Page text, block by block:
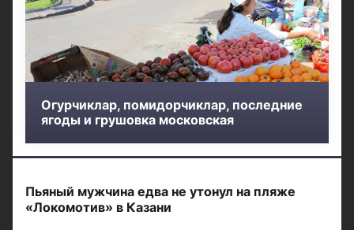
Огурчиклар, помидорчиклар, последние
ягоды и грушовка московская
Пьяный мужчина едва не утонул на пляже
«Локомотив» в Казани